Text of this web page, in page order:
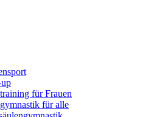
für Frauen
für alle